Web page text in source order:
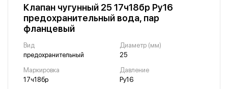
Клапан чугунный 25 17ч18бр Ру16
предохранительный вода, пар
фланцевый
Вид
предохранительный
Диаметр (мм)
25
Маркировка
17ч18бр
Давление
Ру16